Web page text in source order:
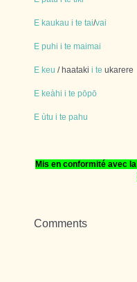
E kaukau i te tai/vai se
E puhi i te maimai
E keu / haataki i te
E keàhi i te pōpō
E ùtu i te pahu jouer
Mis en conformité avec
Comments